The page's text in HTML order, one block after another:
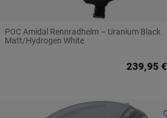
POC Amidal Rennradhelm – Uranium Black
Matt/Hydrogen White
239,95 €